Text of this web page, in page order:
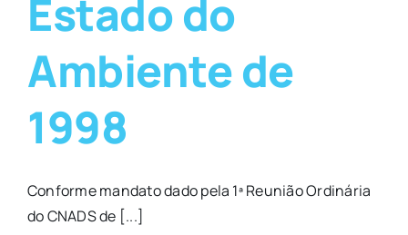
Estado do
Ambiente de
1998
Conforme mandato dado pela 1ª Reunião Ordinária
do CNADS de [...]